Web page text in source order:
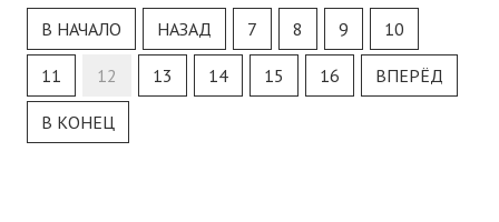
В НАЧАЛО НАЗАД 7 8 9 10
11 12 13 14 15 16 ВПЕРЁД
В КОНЕЦ